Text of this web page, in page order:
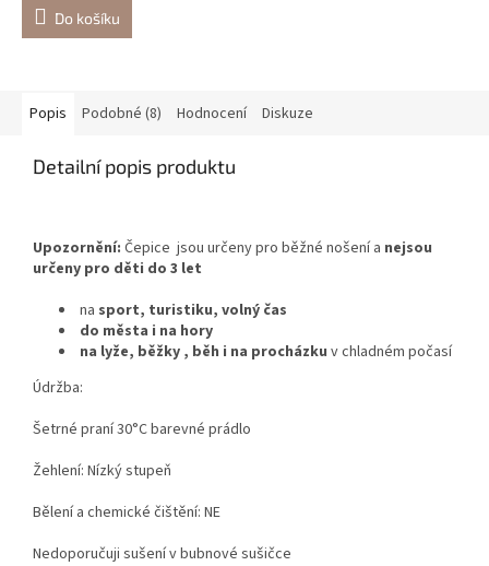
Do košíku
Popis Podobné (8) Hodnocení Diskuze
Detailní popis produktu
Upozornění: Čepice jsou určeny pro běžné nošení a nejsou
určeny pro děti do 3 let
na sport, turistiku, volný čas
do města i na hory
na lyže, běžky , běh i na procházku v chladném počasí
Údržba:
Šetrné praní 30°C barevné prádlo
Žehlení: Nízký stupeň
Bělení a chemické čištění: NE
Nedoporučuji sušení v bubnové sušičce